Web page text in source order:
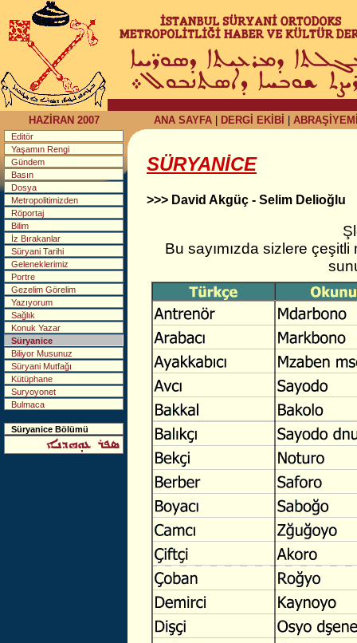
HAZİRAN 2007 ANA SAYFA| DERGİ EKİBİ
Editör
Yaşamın Rengi
Gündem
Basın
Dosya
Metropolitimizden
Röportaj
Bilim
İz Bırakanlar
Süryani Tarihi
Geleneklerimiz
Portre
Gezelim Görelim
Yazıyorum
Sağlık
Konuk Yazar
Süryanice
Biliyor Musunuz
Süryani Mutfağı
Kütüphane
Suryoyonet
Bulmaca
Süryanice Bölümü
SÜRYANİCE
>>> David Akgüç - Selim Delioğlu
Bu sayımızda sizlere